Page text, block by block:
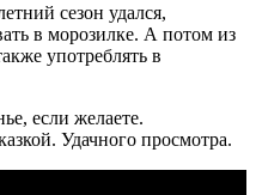
сезон удался,
в морозилке. А потом из
употреблять в
если желаете.
Удачного просмотра.